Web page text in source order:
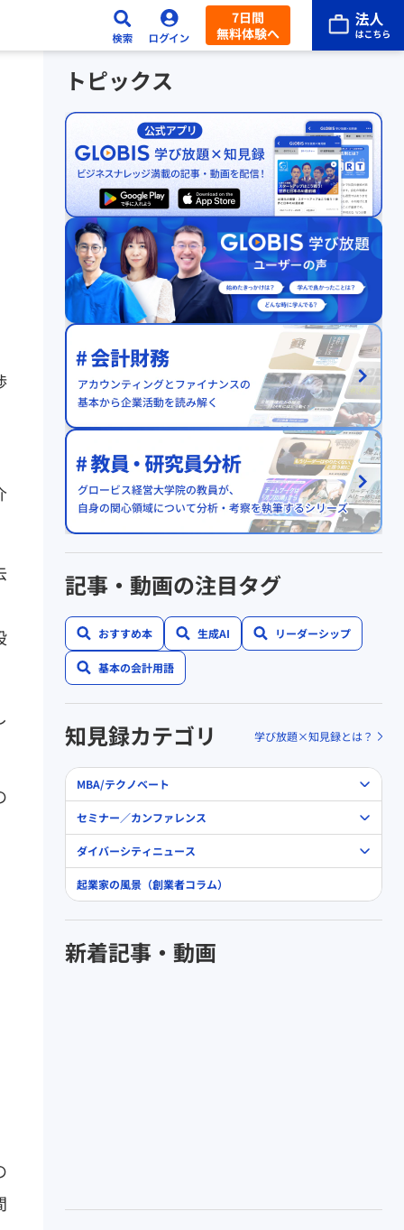
7日間
無料体験へ
トピックス
記事・動画の注目タグ
おすすめ本 生成AI リーダーシップ
基本の会計用語
知見録カテゴリ 学び放題×知見録とは？
MBA/テクノベート
セミナー／カンファレンス
ダイバーシティニュース
起業家の風景（創業者コラム）
新着記事・動画